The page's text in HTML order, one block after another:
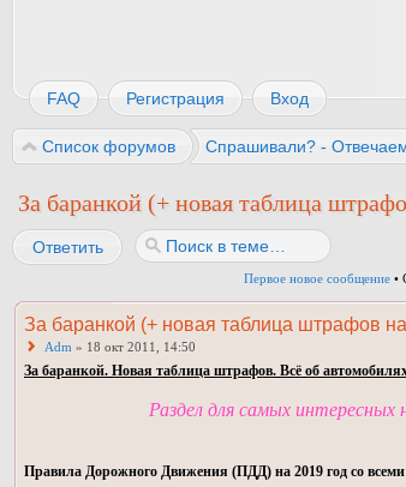
FAQ Регистрация Вход
Список форумов Спрашивали? -
За баранкой (+ новая таблица
Ответить
Первое новое сообщение •
За баранкой (+ новая таблица штрафов
Adm » 18 окт 2011, 14:50
За баранкой. Новая таблица штрафов. Всё об
Раздел для самых
Правила Дорожного Движения (ПДД) на 2019 год со